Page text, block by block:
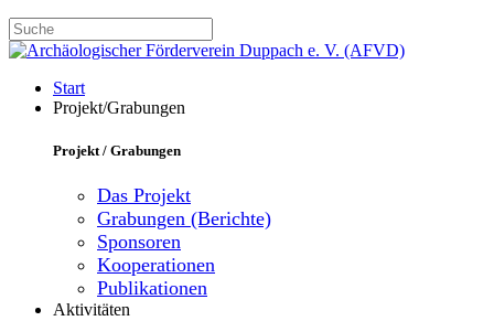
Start
Projekt/Grabungen
Projekt / Grabungen
Das Projekt
Grabungen (Berichte)
Sponsoren
Kooperationen
Publikationen
Aktivitäten